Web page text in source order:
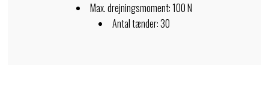
Max. drejningsmoment: 100 N
Antal tænder: 30